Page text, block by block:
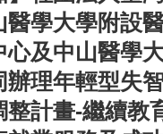
醫學大學附設
心及中山醫學
理年輕型失
整計畫-繼續教